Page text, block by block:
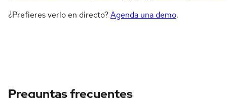
¿Prefieres verlo en directo?Agenda una demo.
Preguntas frecuentes